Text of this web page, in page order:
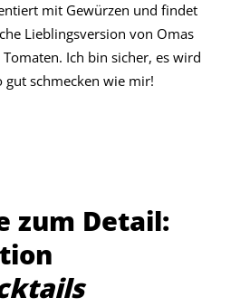
mit Gewürzen und findet
Lieblingsversion von Omas
Ich bin sicher, es wird
gut schmecken wie mir!
zum Detail: